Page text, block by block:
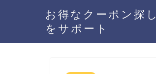
お得なクーポン探し
をサポート